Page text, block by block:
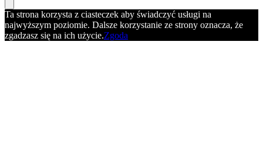
Ta strona korzysta z ciasteczek aby świadczyć usługi na
najwyższym poziomie. Dalsze korzystanie ze strony oznacza, że
zgadzasz się na ich użycie.Zgoda